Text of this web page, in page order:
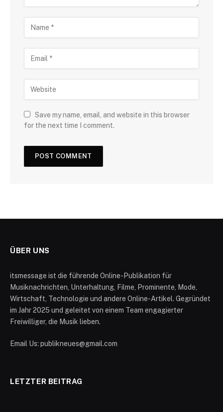
Save my name, email, and website in this browser
for the next time I comment.
ÜBER UNS
itsmessage ist die führende Online-Publikation für
Musiknachrichten, Unterhaltung, Filme, Prominente, Mode,
Wirtschaft, Technologie und andere Online-Artikel. Gegründet
im Jahr 2025 und geleitet von einem Team engagierter
Freiwilliger, die Musik lieben.
Email Us: publikneues@gmail.com
LETZTER BEITRAG